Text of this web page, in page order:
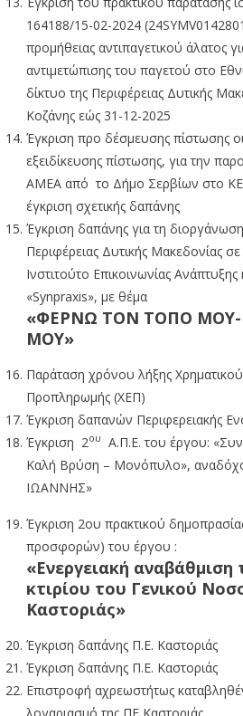
164188/15-02-2024
προμήθειας αντιπαγετικού άλατος
αντιμετώπισης του παγετού στο
δίκτυο της Περιφέρειας Δυτικής
Κοζάνης εώς 31-12-2025
Έγκριση προ δέσμευσης πίστωσης
εξειδίκευσης πίστωσης, για την
ΑΜΕΑ από το Δήμο Σερβίων στο
έγκριση σχετικής δαπάνης
Έγκριση δαπάνης για τη
Περιφέρειας Δυτικής Μακεδονίας
Ινστιτούτο Επικοινωνίας Ανάπτυξης
«Synpraxis», με θέμα
«ΦΕΡΝΩ ΤΟΝ ΤΟΠΟ
ΜΟΥ»
Παράταση χρόνου λήξης
Προπληρωμής (ΧΕΠ)
Έγκριση δαπανών Περιφερειακής
Έγκριση 2ου
Α.Π.Ε. του έργου:
Καλή Βρύση – Μονόπυλο»,
ΙΩΑΝΝΗΣ»
Έγκριση 2ου πρακτικού
προσφορών) του έργου :
«Ενεργειακή αναβάθμιση
κτιρίου του Γενικού
Καστοριάς»
Έγκριση δαπάνης Π.Ε. Καστοριάς
Έγκριση δαπάνης Π.Ε. Καστοριάς
Επιστροφή αχρεωστήτως